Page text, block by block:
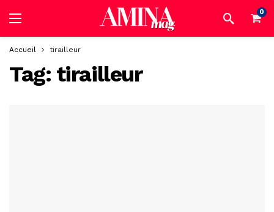
0
Accueil tirailleur
Tag: tirailleur